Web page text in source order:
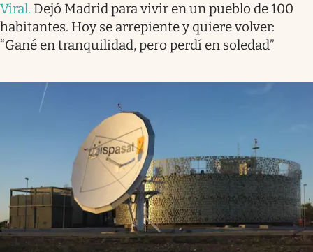
Viral. Dejó Madrid para vivir en un pueblo de 100
habitantes. Hoy se arrepiente y quiere volver:
“Gané en tranquilidad, pero perdí en soledad”